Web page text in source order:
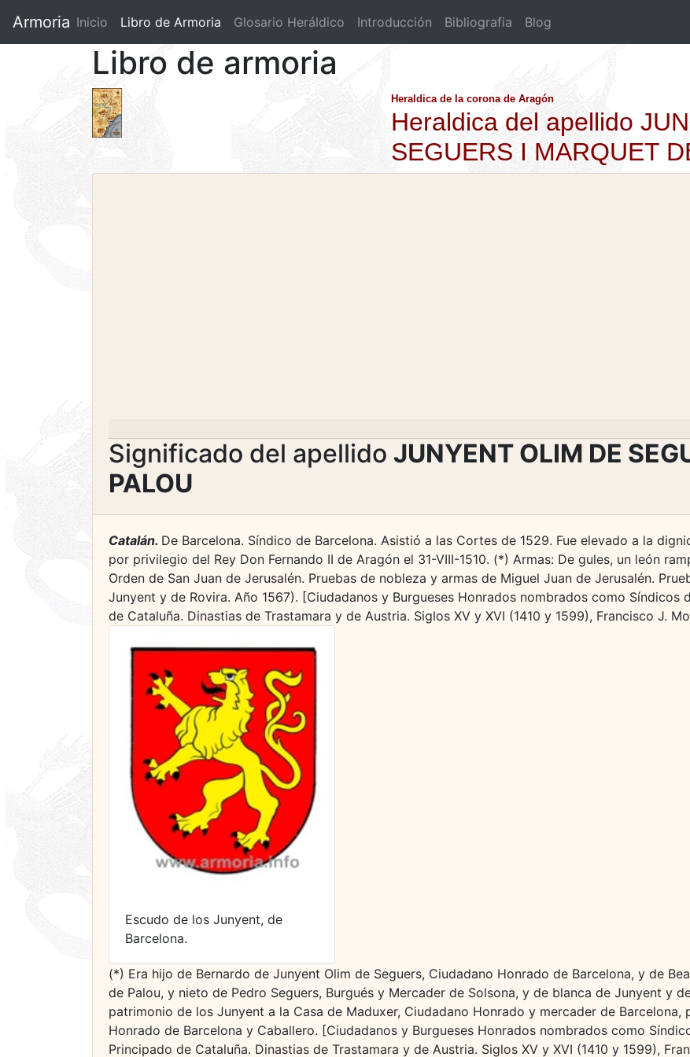
Armoria Inicio Libro de Armoria (current)
Glosario Heráldico Introducción Bibliografia Blog
Libro de armoria
Heraldica de la corona de Aragón
Heraldica del apellido
SEGUERS I MARQUET
Significado del apellido JUNYENT OLIM DE
PALOU
Catalán. De Barcelona. Síndico de Barcelona. Asistió a las Cortes de 1529. Fue elevado a la
por privilegio del Rey Don Fernando II de Aragón el 31-VIII-1510. (*) Armas: De gules, un león
Orden de San Juan de Jerusalén. Pruebas de nobleza y armas de Miguel Juan de Jerusalén.
Junyent y de Rovira. Año 1567). [Ciudadanos y Burgueses Honrados nombrados como
de Cataluña. Dinastias de Trastamara y de Austria. Siglos XV y XVI (1410 y 1599), Francisco J.
Escudo de los Junyent, de
Barcelona.
(*) Era hijo de Bernardo de Junyent Olim de Seguers, Ciudadano Honrado de Barcelona, y de
de Palou, y nieto de Pedro Seguers, Burgués y Mercader de Solsona, y de blanca de Junyent y
patrimonio de los Junyent a la Casa de Maduxer, Ciudadano Honrado y mercader de
Honrado de Barcelona y Caballero. [Ciudadanos y Burgueses Honrados nombrados como
Principado de Cataluña. Dinastias de Trastamara y de Austria. Siglos XV y XVI (1410 y 1599),